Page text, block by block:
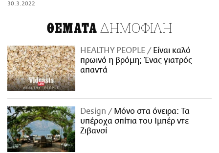
30.3.2022
ΘΕΜΑΤΑ ΔΗΜΟΦΙΛΗ
HEALTHY PEOPLE
Είναι καλό
πρωινό η βρόμη; Ένας γιατρός
απαντά
Design
Μόνο στα όνειρα: Τα
υπέροχα σπίτια του Ιμπέρ ντε
Ζιβανσί